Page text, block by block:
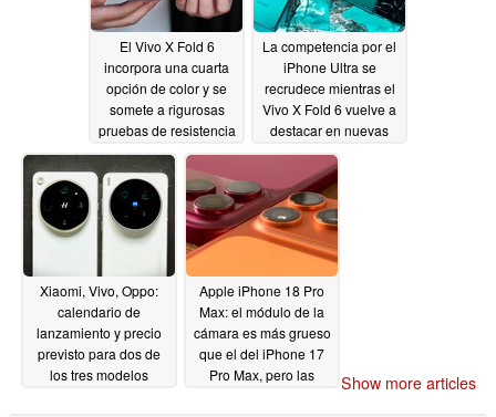
El Vivo X Fold 6
incorpora una cuarta
opción de color y se
somete a rigurosas
pruebas de resistencia
06/18/2026
La competencia por el
iPhone Ultra se
recrudece mientras el
Vivo X Fold 6 vuelve a
destacar en nuevas
imágenes
promocionales y un
vídeo06/18/2026
Xiaomi, Vivo, Oppo:
calendario de
lanzamiento y precio
previsto para dos de
los tres modelos
Apple iPhone 18 Pro
Max: el módulo de la
cámara es más grueso
que el del iPhone 17
Pro Max, pero las
Show more articles